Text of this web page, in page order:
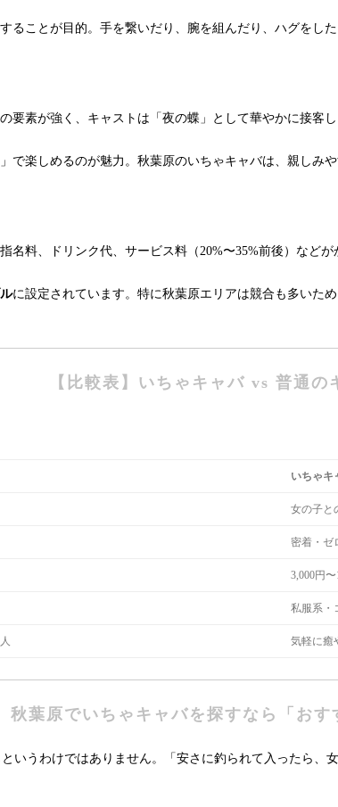
ることが目的。手を繋いだり、腕を組んだり、ハグをし
要素が強く、キャストは「夜の蝶」として華やかに接客し
で楽しめるのが魅力。秋葉原のいちゃキャバは、親しみ
名料、ドリンク代、サービス料（20%〜35%前後）など
に設定されています。特に秋葉原エリアは競合も多いた
【比較表】いちゃキャバ vs 普通の
いちゃキ
女の子と
密着・ゼ
3,000円
私服系・
気軽に癒
秋葉原でいちゃキャバを探すなら「おす
いうわけではありません。「安さに釣られて入ったら